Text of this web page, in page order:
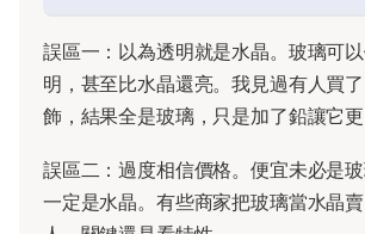
誤區一：以為透明就是水晶。玻璃可
明，甚至比水晶還亮。我見過有人買
飾，結果全是玻璃，只是加了鉛讓它更
誤區二：過度相信價格。便宜未必是
一定是水晶。有些商家把玻璃當水晶